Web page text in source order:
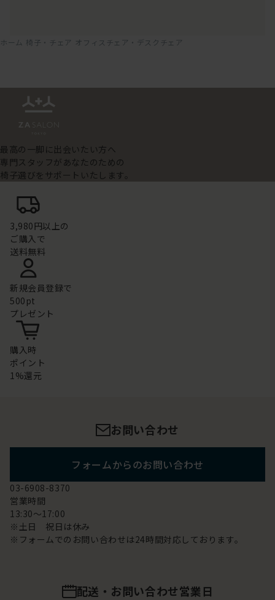
ホーム 椅子・チェア オフィスチェア・デスクチェア
最高の一脚に出会いたい方へ
専門スタッフがあなたのための
椅子選びをサポートいたします。
3,980円以上の
ご購入で
送料無料
新規会員登録で
500pt
プレゼント
購入時
ポイント
1%還元
お問い合わせ
フォームからのお問い合わせ
03-6908-8370
営業時間
13:30～17:00
※土日 祝日は休み
※フォームでのお問い合わせは24時間対応しております。
配送・お問い合わせ営業日